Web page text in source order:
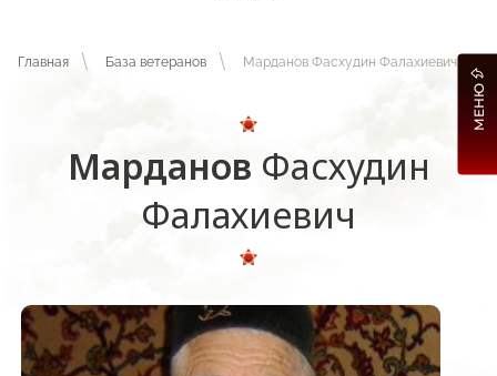
Главная База ветеранов Марданов Фасхудин Фалахиевич
Марданов Фасхудин
Фалахиевич
МЕНЮ